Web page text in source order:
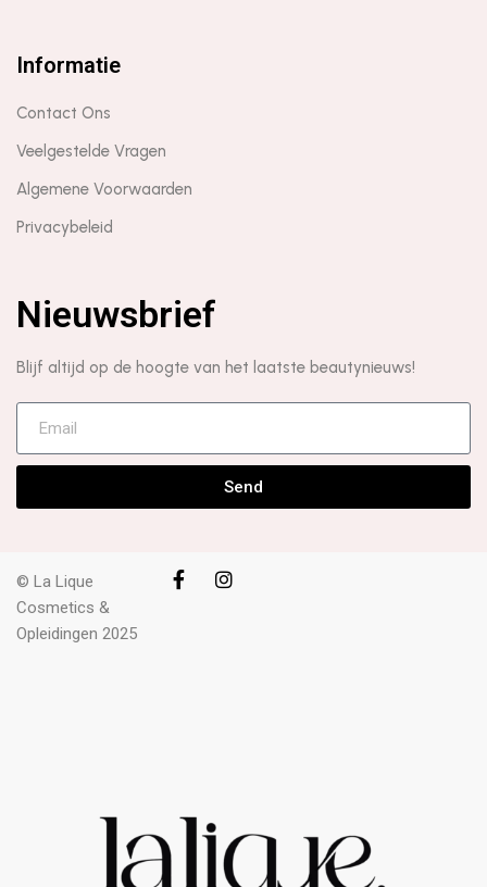
Informatie
Contact Ons
Veelgestelde Vragen
Algemene Voorwaarden
Privacybeleid
Nieuwsbrief
Blijf altijd op de hoogte van het laatste beautynieuws!
Send
© La Lique
Cosmetics &
Opleidingen 2025